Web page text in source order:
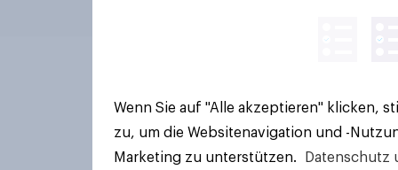
Wenn Sie auf "Alle akzeptieren" klicken,
zu, um die Websitenavigation und -
Marketing zu unterstützen.
Datenschutz